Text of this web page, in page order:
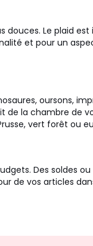
Le plaid
et pour un
oursons,
de la chambre de
vert forêt ou
Des soldes
de vos articles